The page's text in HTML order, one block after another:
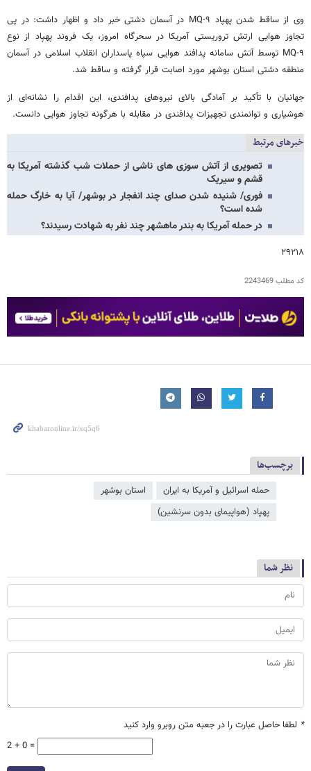
وی از ساقط شدن پهپاد MQ-۹ در آسمان دشتی خبر داد و اظهار داشت: در پی
تجاوز هوایی ارتش تروریستی آمریکا در سحرگاه امروز، یک فروند پهپاد از نوع
MQ-۹ توسط آتش سامانه پدافند هوایی سپاه پاسداران انقلاب اسلامی در آسمان
منطقه دشتی استان بوشهر مورد اصابت قرار گرفته و ساقط شد.
جهانیان با تأکید بر آمادگی بالای نیروهای پدافندی، این اقدام را نشانه‌ای از
هوشیاری و توانمندی تجهیزات پدافندی در مقابله با هرگونه تجاوز هوایی دانست.
خبرهای مرتبط
تصویری از آتش سوزی های ناشی از حملات شب گذشته آمریکا به
قشم و سیریک
فوری/ شنیده شدن صدای چند انفجار در بوشهر/ آیا به خارگ حمله
شده است؟
در حمله آمریکا به بندر ماهشهر چند نفر به شهادت رسیدند؟
۲۹۲۱۸
کد مطلب2243469
برچسب‌ها
حمله اسرائیل و آمریکا به ایران
استان بوشهر
پهپاد (هواپیمای بدون سرنشین)
نظر شما
* لطفا حاصل عبارت را در جعبه متن روبرو وارد کنید
2 + 0 =